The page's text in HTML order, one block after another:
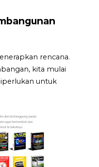
rencana.
kita mulai
untuk